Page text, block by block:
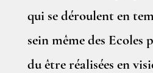
qui se déroulent en
sein même des Ecoles
du être réalisées en